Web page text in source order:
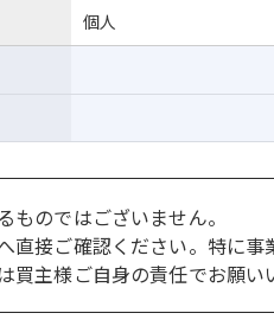
個人
のではございません。
直接ご確認ください。特に
主様ご自身の責任でお願い